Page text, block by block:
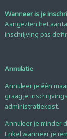
Wanneer is je
Aangezien het
inschrijving pas
Annulatie
Annuleer je één
graag je
administratiekost.
Annuleer je minder
Enkel wanneer je